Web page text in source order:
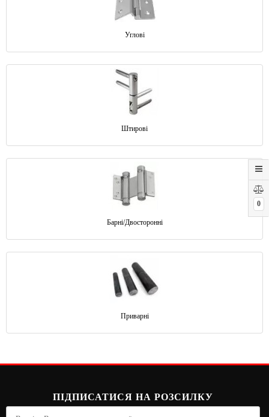
0
Углові
Штирові
Барні/Двосторонні
Приварні
ПІДПИСАТИСЯ НА РОЗСИЛКУ